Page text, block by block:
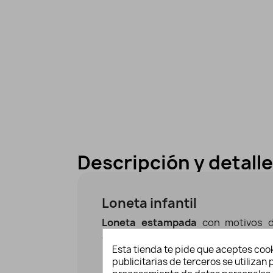
Descripción y
Loneta infantil
Loneta estampada con motivos
diferentes tonos y sobre un
infantiles ideal para tus
hogar como caídas o estores,
Esta tienda te pide que aceptes
publicitarias de terceros se utilizan